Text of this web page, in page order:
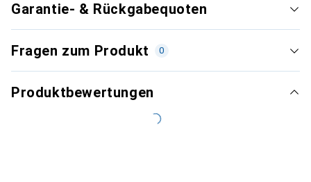
Garantie- & Rückgabequoten
Fragen zum Produkt 0
Produktbewertungen